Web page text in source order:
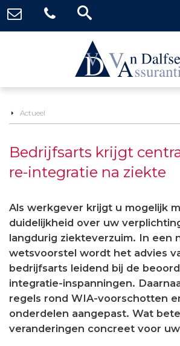
Actueel
Bedrijfsarts krijgt
re-integratie na ziekte
Als werkgever krijgt u mogelijk
duidelijkheid over uw
langdurig ziekteverzuim. In een
wetsvoorstel wordt het advies
bedrijfsarts leidend bij de
integratie-inspanningen.
regels rond WIA-voorschotten
onderdelen aangepast. Wat
veranderingen concreet voor